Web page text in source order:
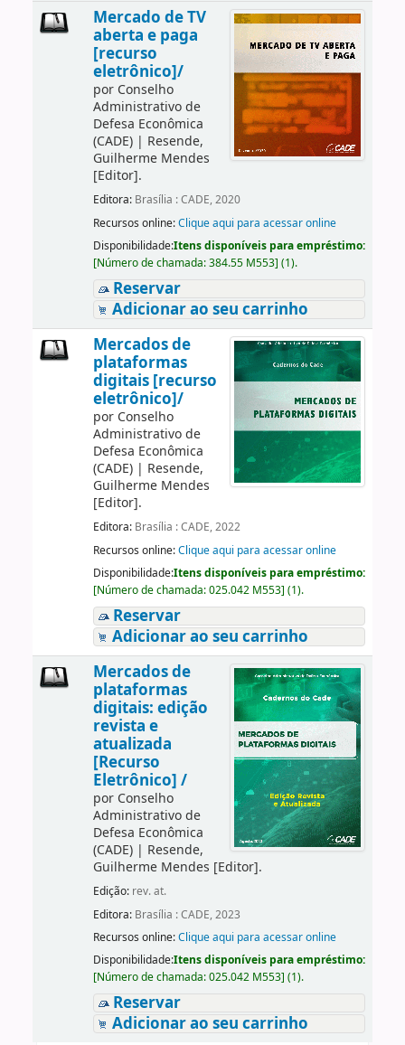
Mercado de TV
aberta e paga
[recurso
eletrônico]/
por Conselho
Administrativo de
Defesa Econômica
(CADE)| Resende,
Guilherme Mendes
[Editor].
Editora: Brasília : CADE, 2020
Recursos online:Clique aqui para acessar online
Disponibilidade:Itens disponíveis para empréstimo:
[Número de chamada:384.55 M553] (1).
Reservar
Adicionar ao seu carrinho
Mercados de
plataformas
digitais [recurso
eletrônico]/
por Conselho
Administrativo de
Defesa Econômica
(CADE)| Resende,
Guilherme Mendes
[Editor].
Editora: Brasília : CADE, 2022
Recursos online:Clique aqui para acessar online
Disponibilidade:Itens disponíveis para empréstimo:
[Número de chamada:025.042 M553] (1).
Reservar
Adicionar ao seu carrinho
Mercados de
plataformas
digitais: edição
revista e
atualizada
[Recurso
Eletrônico] /
por Conselho
Administrativo de
Defesa Econômica
(CADE)| Resende,
Guilherme Mendes [Editor].
Edição: rev. at.
Editora: Brasília : CADE, 2023
Recursos online:Clique aqui para acessar online
Disponibilidade:Itens disponíveis para empréstimo:
[Número de chamada:025.042 M553] (1).
Reservar
Adicionar ao seu carrinho